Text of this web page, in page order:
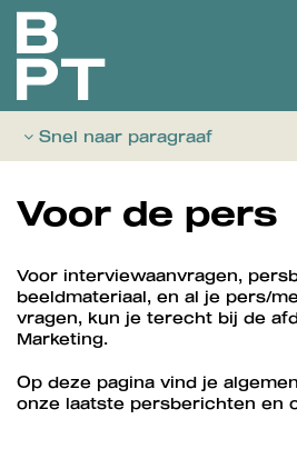
Snel naar paragraaf
Voor de pers
Voor interviewaanvragen,
beeldmateriaal, en al je pers/
vragen, kun je terecht bij de
Marketing.
Op deze pagina vind je
onze laatste persberichten en